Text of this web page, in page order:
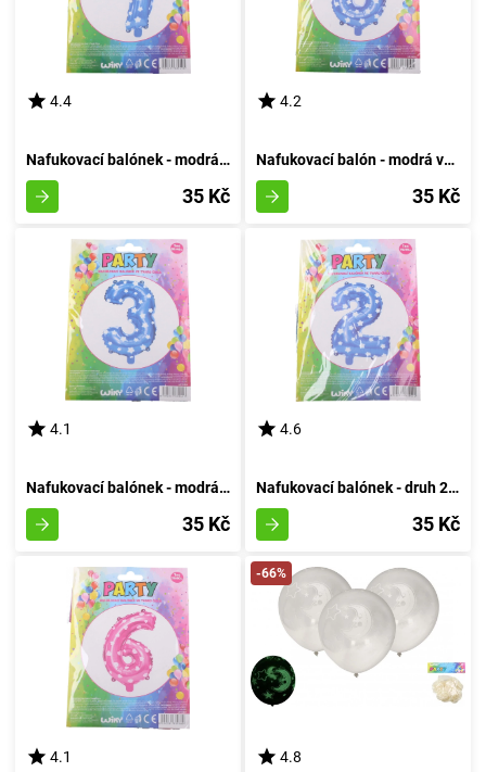
4.4
Nafukovací balónek - modrá sedmička
35 Kč
4.2
Nafukovací balón - modrá varianta číslo osm
35 Kč
4.1
Nafukovací balónek - modrá velikost 3
35 Kč
4.6
Nafukovací balónek - druh 2 azurový
35 Kč
4.1
-66%
4.8